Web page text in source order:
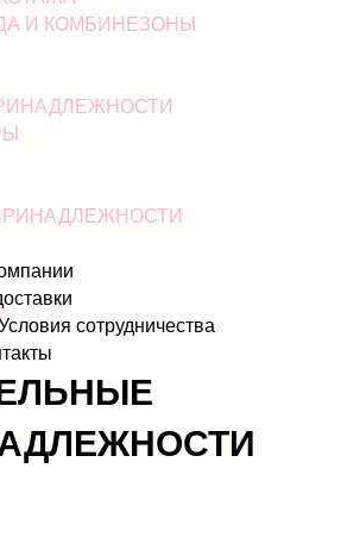
И КОМБИНЕЗОНЫ
сотрудничества